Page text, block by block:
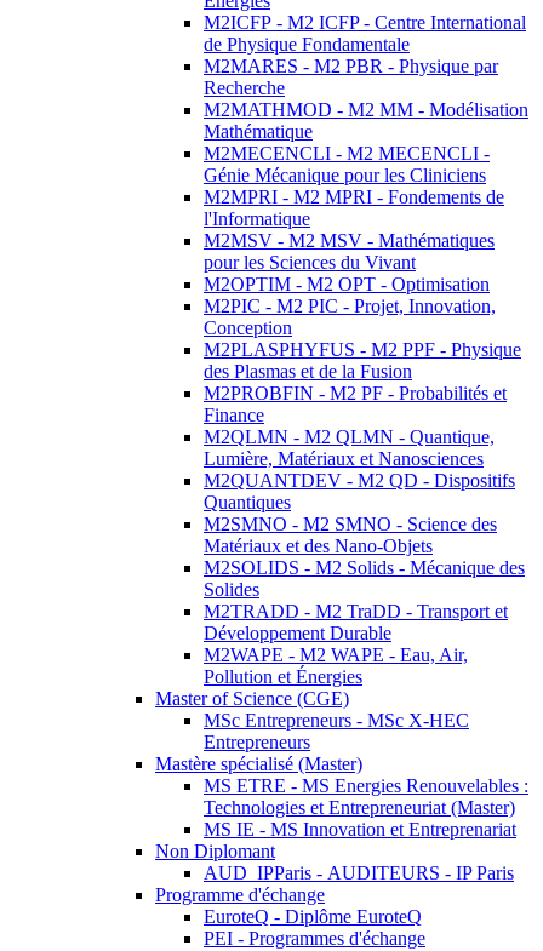
M2ICFP - M2 ICFP - Centre International
de Physique Fondamentale
M2MARES - M2 PBR - Physique par
Recherche
M2MATHMOD - M2 MM - Modélisation
Mathématique
M2MECENCLI - M2 MECENCLI -
Génie Mécanique pour les Cliniciens
M2MPRI - M2 MPRI - Fondements de
l'Informatique
M2MSV - M2 MSV - Mathématiques
pour les Sciences du Vivant
M2OPTIM - M2 OPT - Optimisation
M2PIC - M2 PIC - Projet, Innovation,
Conception
M2PLASPHYFUS - M2 PPF - Physique
des Plasmas et de la Fusion
M2PROBFIN - M2 PF - Probabilités et
Finance
M2QLMN - M2 QLMN - Quantique,
Lumière, Matériaux et Nanosciences
M2QUANTDEV - M2 QD - Dispositifs
Quantiques
M2SMNO - M2 SMNO - Science des
Matériaux et des Nano-Objets
M2SOLIDS - M2 Solids - Mécanique des
Solides
M2TRADD - M2 TraDD - Transport et
Développement Durable
M2WAPE - M2 WAPE - Eau, Air,
Pollution et Énergies
Master of Science (CGE)
MSc Entrepreneurs - MSc X-HEC
Entrepreneurs
Mastère spécialisé (Master)
MS ETRE - MS Energies Renouvelables :
Technologies et Entrepreneuriat (Master)
MS IE - MS Innovation et Entreprenariat
Non Diplomant
AUD_IPParis - AUDITEURS - IP Paris
Programme d'échange
EuroteQ - Diplôme EuroteQ
PEI - Programmes d'échange